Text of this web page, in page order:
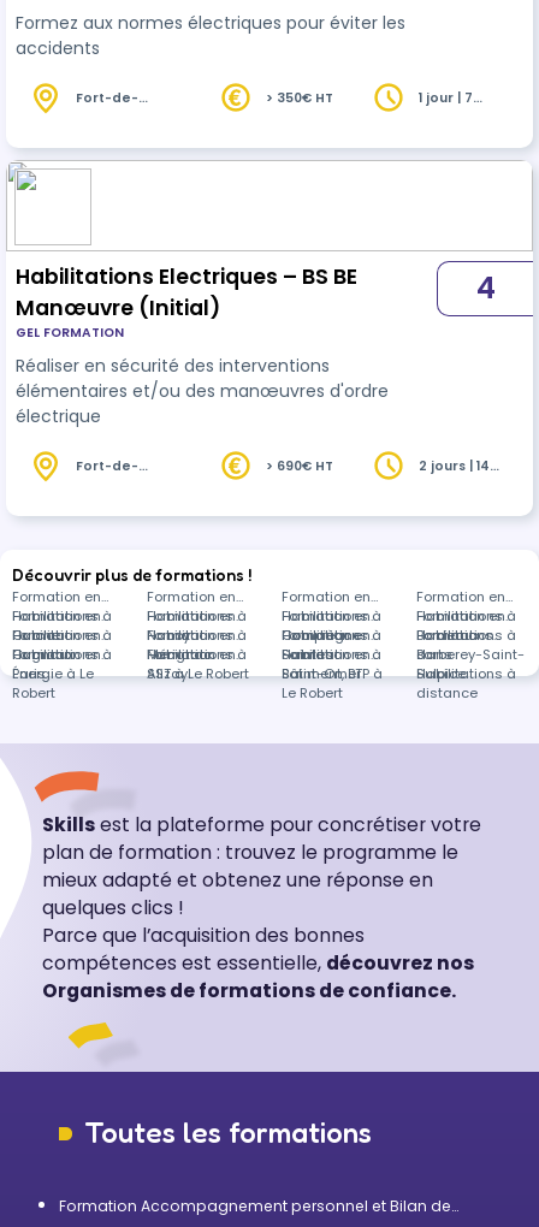
Formez aux normes électriques pour éviter les
accidents
Fort-de-
> 350€ HT
1 jour | 7
Habilitations Electriques – BS BE
Manœuvre (Initial)
GEL FORMATION
Réaliser en sécurité des interventions
élémentaires et/ou des manœuvres d'ordre
électrique
4
Fort-de-
> 690€ HT
2 jours | 14
Découvrir plus de formations !
Formation en
Habilitations à
Guiche
Formation en
Habilitations à
Nancy
Formation en
Habilitations à
Compiègne
Formation en
Habilitations à
Bordeaux
Formation en
Habilitations à
Cugnaux
Formation en
Habilitations à
Mérignac
Formation en
Habilitations à
Saintes
Formation en
Habilitations à
Barberey-Saint-
Sulpice
Formation en
Habilitations à
Paris
Formation en
Habilitations à
Alizay
Formation en
Habilitations à
Saint-Omer
Formations
dans
Habilitations à
distance
Formation en
Énergie à Le
Robert
Formation en
SST à Le Robert
Formation en
Bâtiment, BTP à
Le Robert
Skillsest la plateforme pour concrétiser votre
plan de formation : trouvez le programme le
mieux adapté et obtenez une réponse en
quelques clics !
Parce que l’acquisition des bonnes
compétences est essentielle, découvrez nos
Organismes de formations de confiance.
Toutes les formations
Formation Accompagnement personnel et Bilan de